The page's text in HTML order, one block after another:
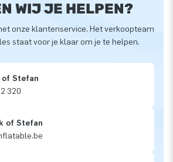
WIJ JE HELPEN?
onze klantenservice. Het verkoopteam
staat voor je klaar om je te helpen.
of Stefan
320
of Stefan